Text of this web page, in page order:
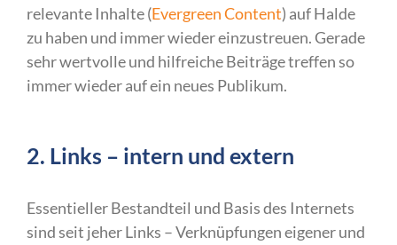
relevante Inhalte (Evergreen Content) auf Halde
zu haben und immer wieder einzustreuen. Gerade
sehr wertvolle und hilfreiche Beiträge treffen so
immer wieder auf ein neues Publikum.
2. Links – intern und extern
Essentieller Bestandteil und Basis des Internets
sind seit jeher Links – Verknüpfungen eigener und